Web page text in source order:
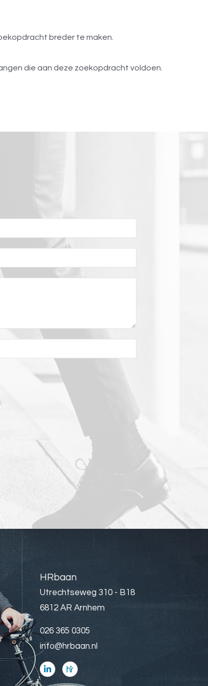
breder te maken.
die aan deze zoekopdracht voldoen.
HRbaan
Utrechtseweg 310 - B18
6812 AR Arnhem
026 365 0305
info@hrbaan.nl